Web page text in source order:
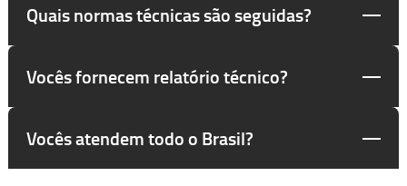
Quais normas técnicas são seguidas?
Vocês fornecem relatório técnico?
Vocês atendem todo o Brasil?